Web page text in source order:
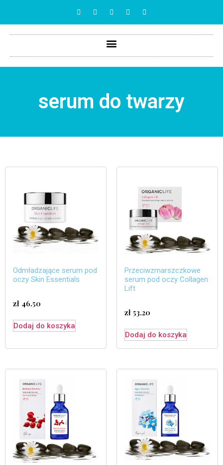
serum do twarzy
Odmładzające serum pod
oczy Skin Essentials
zł 46.50
Dodaj do koszyka
Przeciwzmarszczkowe
serum pod oczy Collagen
Lift
zł 53.20
Dodaj do koszyka